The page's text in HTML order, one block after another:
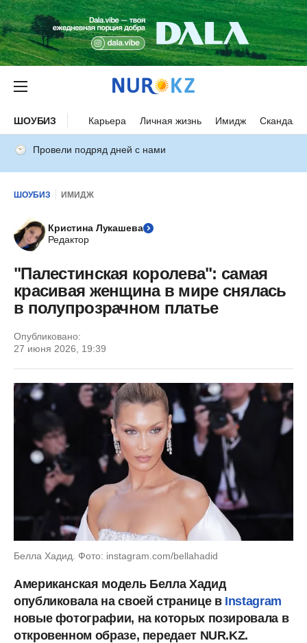
ШОУБИЗ Карьера Личная жизнь Имидж Скандалы
Провели подряд дней с нами
ШОУБИЗ ИМИДЖ
Кристина Лукашева
Редактор
"Палестинская королева": самая
красивая женщина в мире снялась
в полупрозрачном платье
Опубликовано:
27 июня 2026, 19:39
Белла Хадид. Фото: instagram.com/bellahadid
Американская модель Белла Хадид
опубликовала на своей странице в Instagram
новые фотографии, на которых позировала в
откровенном образе, передает NUR.KZ.